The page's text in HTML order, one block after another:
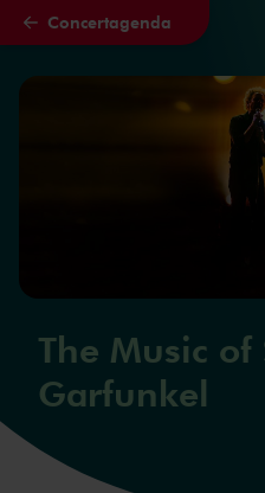
Naar hoofdcontent
Concertagenda
The Music of
Garfunkel